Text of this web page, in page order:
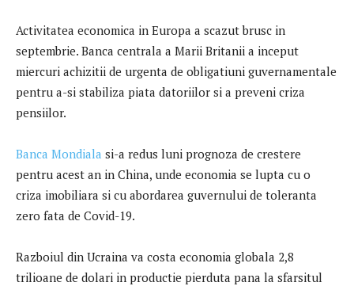
Activitatea economica in Europa a scazut brusc in
septembrie. Banca centrala a Marii Britanii a inceput
miercuri achizitii de urgenta de obligatiuni guvernamentale
pentru a-si stabiliza piata datoriilor si a preveni criza
pensiilor.
Banca Mondiala si-a redus luni prognoza de crestere
pentru acest an in China, unde economia se lupta cu o
criza imobiliara si cu abordarea guvernului de toleranta
zero fata de Covid-19.
Razboiul din Ucraina va costa economia globala 2,8
trilioane de dolari in productie pierduta pana la sfarsitul